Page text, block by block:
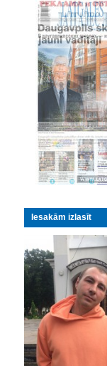
Iesakām izlasīt